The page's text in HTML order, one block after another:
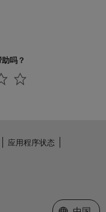
吗？
应用程序状态